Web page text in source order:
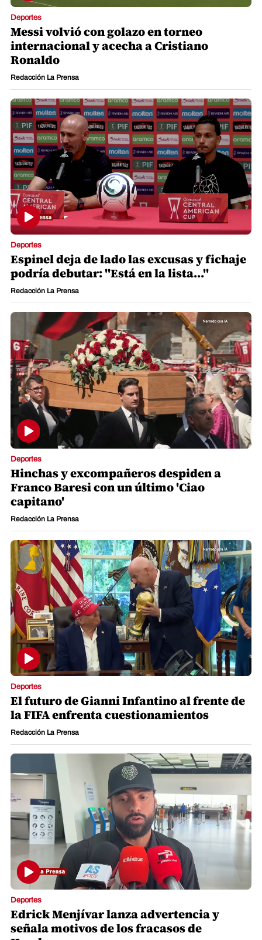
Deportes
Messi volvió con golazo en torneo
internacional y acecha a Cristiano
Ronaldo
Redacción La Prensa
Deportes
Espinel deja de lado las excusas y fichaje
podría debutar: "Está en la lista..."
Redacción La Prensa
Deportes
Hinchas y excompañeros despiden a
Franco Baresi con un último 'Ciao
capitano'
Redacción La Prensa
Deportes
El futuro de Gianni Infantino al frente de
la FIFA enfrenta cuestionamientos
Redacción La Prensa
Deportes
Edrick Menjívar lanza advertencia y
señala motivos de los fracasos de